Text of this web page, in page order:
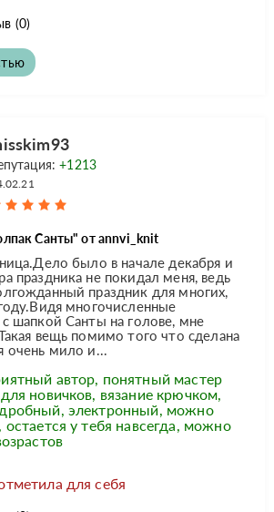
(0)
+1213
Санты" от annvi_knit
было в начале декабря и
праздника не покидал меня, ведь
праздник для многих,
многочисленные
шапкой Санты на голове, мне
вещь помимо того что сделана
очень мило и...
автор, понятный мастер
новичков, вязание крючком,
электронный, можно
остается у тебя навсегда, можно
для себя